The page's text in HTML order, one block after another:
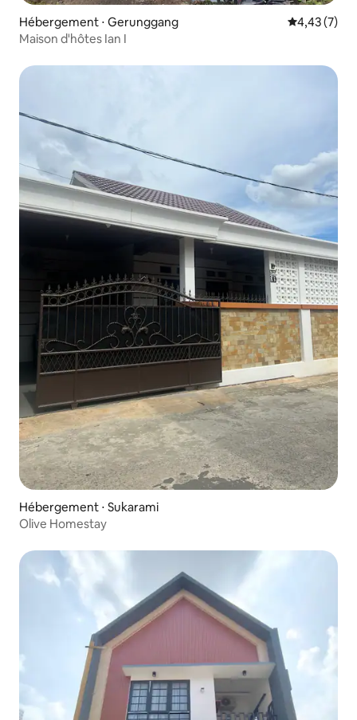
Hébergement ⋅ Gerunggang Évaluation
4,43 (7)
Maison d'hôtes Ian I
Hébergement ⋅ Sukarami
Olive Homestay